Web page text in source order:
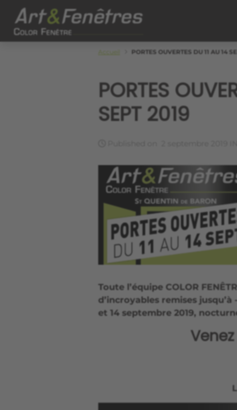
Skip to main content
PORTES OUVERTES DU 11 AU 14
PORTES
SEPT 2019
Toute l’équipe COLOR
d’incroyables remises jusqu’à
et 14 septembre 2019,
Color Fenêtre